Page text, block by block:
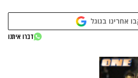
אחרינו בגוגל
דברו איתנו